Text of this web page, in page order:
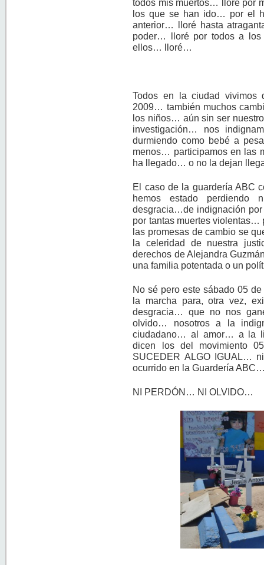
todos mis muertos… lloré por
los que se han ido… por el
anterior… lloré hasta
poder… lloré por todos a
ellos… lloré…
Todos en la ciudad vivimos
2009… también muchos
los niños… aún sin ser
investigación… nos
durmiendo como bebé a
menos… participamos en las
ha llegado… o no la dejan
El caso de la guardería ABC
hemos estado perdiendo
desgracia…de indignación
por tantas muertes
las promesas de cambio se
la celeridad de nuestra
derechos de Alejandra
una familia potentada o un
No sé pero este sábado 05
la marcha para, otra vez,
desgracia… que no nos
olvido… nosotros a la
ciudadano… al amor… a la
dicen los del movimiento
SUCEDER ALGO IGUAL…
ocurrido en la Guardería
NI PERDÓN… NI OLVIDO…